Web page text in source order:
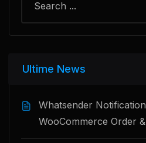
Ultime News
Whatsender
WooCommerce Order